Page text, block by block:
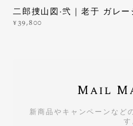
二郎捜山図·弐｜老于 ガレー
¥39,800
Mail
新商品やキャンペーンなど
す